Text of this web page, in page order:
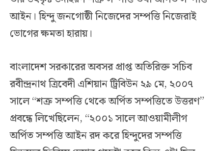
আইন। হিন্দু জনগোষ্ঠী নিজেদের সম্পত্তি নিজেরাই
ভোগের ক্ষমতা হারায়।
বাংলাদেশ সরকারের অবসর প্রাপ্ত অতিরিক্ত সচিব
রবীন্দ্রনাথ ত্রিবেদী এশিয়ান ট্রিবিউন ২৯ মে, ২০০৭
সালে “শত্রু সম্পত্তি থেকে অর্পিত সম্পত্তিতে উত্তরণ”
প্রবন্ধে লিখেছিলেন, “২০০১ সালে আওয়ামীলীগ
অর্পিত সম্পত্তি আইন রদ করে হিন্দুদের সম্পত্তি